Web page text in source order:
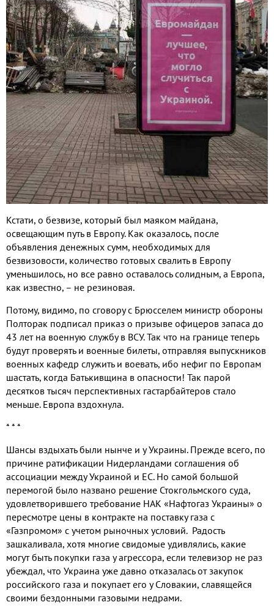
Кстати, о безвизе, который был маяком майдана,
освещающим путь в Европу. Как оказалось, после
объявления денежных сумм, необходимых для
безвизовости, количество готовых свалить в Европу
уменьшилось, но все равно оставалось солидным, а Европа,
как известно, – не резиновая.
Потому, видимо, по сговору с Брюсселем министр обороны
Полторак подписал приказ о призыве офицеров запаса до
43 лет на военную службу в ВСУ. Так что на границе теперь
будут проверять и военные билеты, отправляя выпускников
военных кафедр служить и воевать, ибо нефиг по Европам
шастать, когда Батькивщина в опасности! Так парой
десятков тысяч перспективных гастарбайтеров стало
меньше. Европа вздохнула.
* * *
Шансы вздыхать были нынче и у Украины. Прежде всего, по
причине ратификации Нидерландами соглашения об
ассоциации между Украиной и ЕС. Но самой большой
перемогой было названо решение Стокгольмского суда,
удовлетворившего требование НАК «Нафтогаз Украины» о
пересмотре цены в контракте на поставку газа с
«Газпромом» с учетом рыночных условий. Радость
зашкаливала, хотя многие свидомые удивлялись, какие
могут быть покупки газа у агрессора, если телевизор не раз
убеждал, что Украина уже давно отказалась от закупок
российского газа и покупает его у Словакии, славящейся
своими бездонными газовыми недрами.